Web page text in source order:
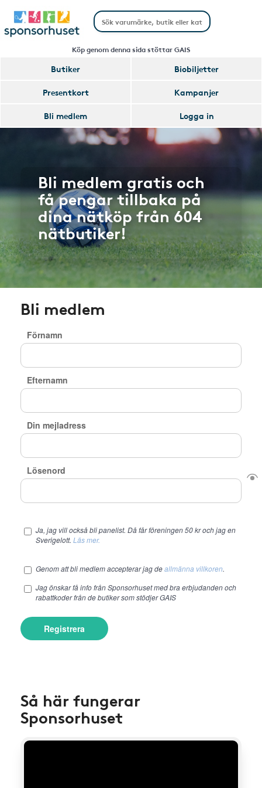
Köp genom denna sida stöttar GAIS
Butiker
Biobiljetter
Presentkort
Kampanjer
Bli medlem
Logga in
Bli medlem gratis och
få pengar tillbaka på
dina nätköp från 604
nätbutiker!
Bli medlem
Förnamn
Efternamn
Din mejladress
Lösenord
Ja, jag vill också bli panelist. Då får föreningen 50 kr och jag en
Sverigelott. Läs mer.
Genom att bli medlem accepterar jag deallmänna villkoren.
Jag önskar få info från Sponsorhuset med bra erbjudanden och
rabattkoder från de butiker som stödjer GAIS
Registrera
Så här fungerar
Sponsorhuset